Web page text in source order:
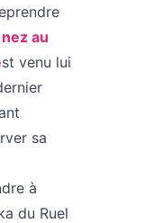
au
st venu lui
sa
à
du Ruel